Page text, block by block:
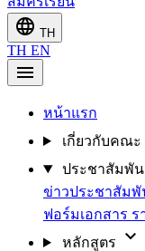
language TH
TH EN
menu
หน้าแรก
เกี่ยวกับคณะ
ประชาสัมพั
ข่าวประชาสัมพั
ฟอร์มเอกสาร ร
หลักสูตร
expand_more